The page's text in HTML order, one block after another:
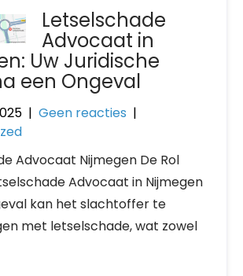
Letselschade
Advocaat in
Uw Juridische
een Ongeval
| Geen reacties |
Advocaat Nijmegen De Rol
Advocaat in Nijmegen
kan het slachtoffer te
met letselschade, wat zowel